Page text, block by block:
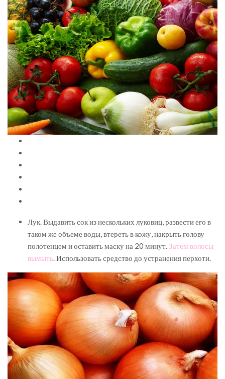
Лук. Выдавить сок из нескольких луковиц, развести его в
таком же объеме воды, втереть в кожу, накрыть голову
полотенцем и оставить маску на 20 минут. Затем волосы
вымыть. Использовать средство до устранения перхоти.